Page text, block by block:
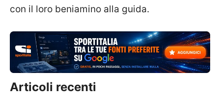
con il loro beniamino alla guida.
Articoli recenti